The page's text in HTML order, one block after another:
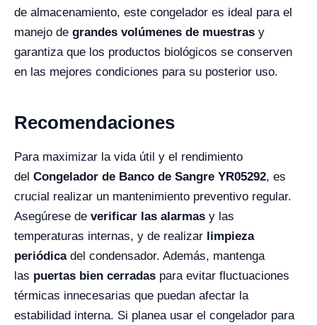
de almacenamiento, este congelador es ideal para el
manejo de grandes volúmenes de muestras y
garantiza que los productos biológicos se conserven
en las mejores condiciones para su posterior uso.
Recomendaciones
Para maximizar la vida útil y el rendimiento
del Congelador de Banco de Sangre YR05292, es
crucial realizar un mantenimiento preventivo regular.
Asegúrese de verificar las alarmas y las
temperaturas internas, y de realizar limpieza
periódicadel condensador. Además, mantenga
las puertas bien cerradas para evitar fluctuaciones
térmicas innecesarias que puedan afectar la
estabilidad interna. Si planea usar el congelador para